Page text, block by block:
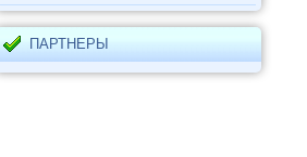
ПАРТНЕРЫ